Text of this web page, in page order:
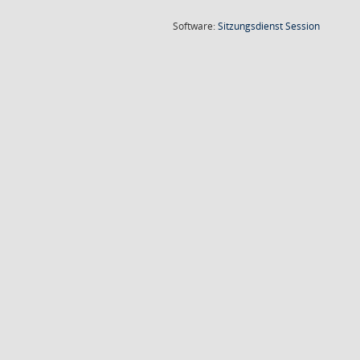
Software:SitzungsdienstSession(Wird in